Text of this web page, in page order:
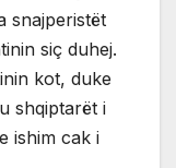
snajperistët
siç duhej.
kot, duke
shqiptarët i
ishim cak i